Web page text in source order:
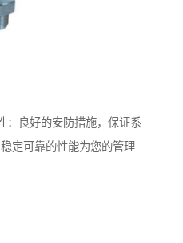
：良好的安防措施，保证系
定可靠的性能为您的管理